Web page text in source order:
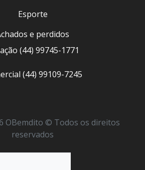
Esporte
e perdidos
(44) 99745-1771
(44) 99109-7245
OBemdito © Todos os direitos
reservados